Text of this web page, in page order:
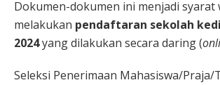
Dokumen-dokumen ini menjadi
melakukan pendaftaran sekolah
2024yang dilakukan secara daring (
Seleksi Penerimaan Mahasiswa/